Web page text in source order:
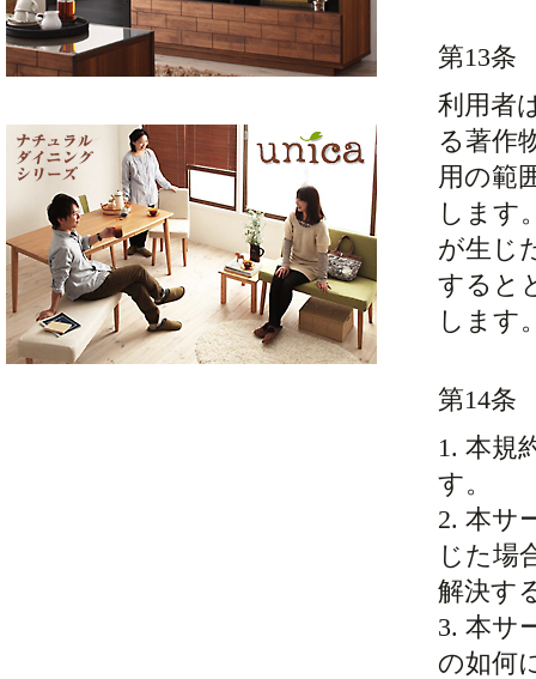
第13条
利用者
る著作
用の範
します
が生じ
すると
します
第14条
1. 本規
す。
2. 本サ
じた場
解決す
3. 本サ
の如何